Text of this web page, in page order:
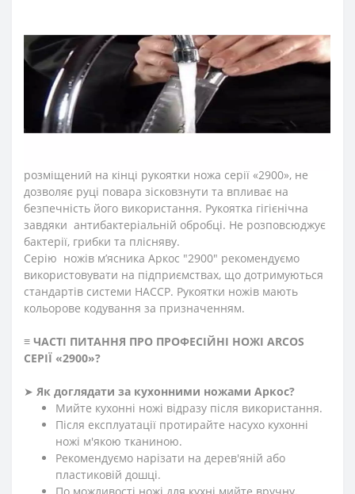
інвентарю.
Рукоятка професійних ножів м’ясника "2900" ідеальна
для інтенсивного використання, завдяки ергономічній
формі із потовщенням посередині. Комфортний захват
рукоятки не перевантажує кисть руки впродовж
тривалої роботи. Рукоятку виготовили з антиковзкого
розміщений на кінці рукоятки ножа серії «2900», не
дозволяє руці повара зісковзнути та впливає на
безпечність його використання. Рукоятка гігієнічна
завдяки антибактеріальній обробці. Не розповсюджує
бактерії, грибки та плісняву.
Серію ножів м’ясника Аркос "2900" рекомендуємо
використовувати на підприємствах, що дотримуються
стандартів системи HACCP. Рукоятки ножів мають
кольорове кодування за призначенням.
≡ ЧАСТІ ПИТАННЯ ПРО ПРОФЕСІЙНІ НОЖІ ARCOS
СЕРІЇ «2900»?
➤ Як доглядати за кухонними ножами Аркос?
Мийте кухонні ножі відразу після використання.
Після експлуатації протирайте насухо кухонні
ножі м'якою тканиною.
Рекомендуємо нарізати на дерев'яній або
пластиковій дошці.